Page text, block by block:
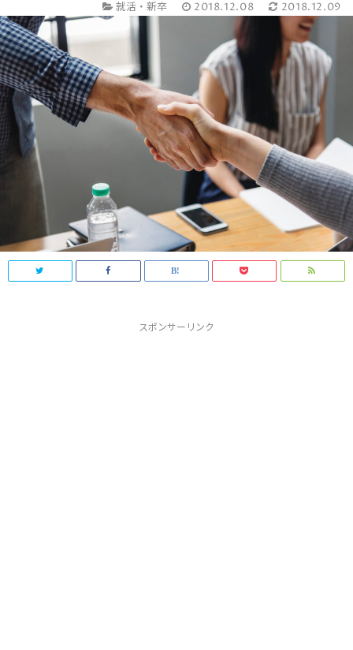
就活・新卒 2018.12.08 2018.12.09
スポンサーリンク